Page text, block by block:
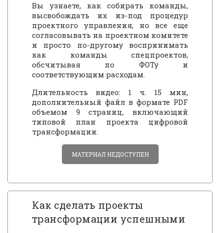
Вы узнаете, как собирать команды,
высвобождать их из-под процедур
проектного управления, но все еще
согласовывать на проектном комитете
и просто по-другому воспринимать
как команды спецпроектов,
обсчитывая по ФОТу и
соответствующим расходам.
Длительность видео: 1 ч. 15 мин,
дополнительный файл в формате PDF
объемом 9 страниц, включающий
типовой план проекта цифровой
трансформации.
МАТЕРИАЛ НЕДОСТУПЕН
Как сделать проекты
трансформации успешными